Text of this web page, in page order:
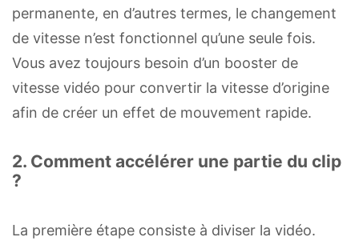
permanente, en d’autres termes, le changement
de vitesse n’est fonctionnel qu’une seule fois.
Vous avez toujours besoin d’un booster de
vitesse vidéo pour convertir la vitesse d’origine
afin de créer un effet de mouvement rapide.
2. Comment accélérer une partie du clip
?
La première étape consiste à diviser la vidéo.